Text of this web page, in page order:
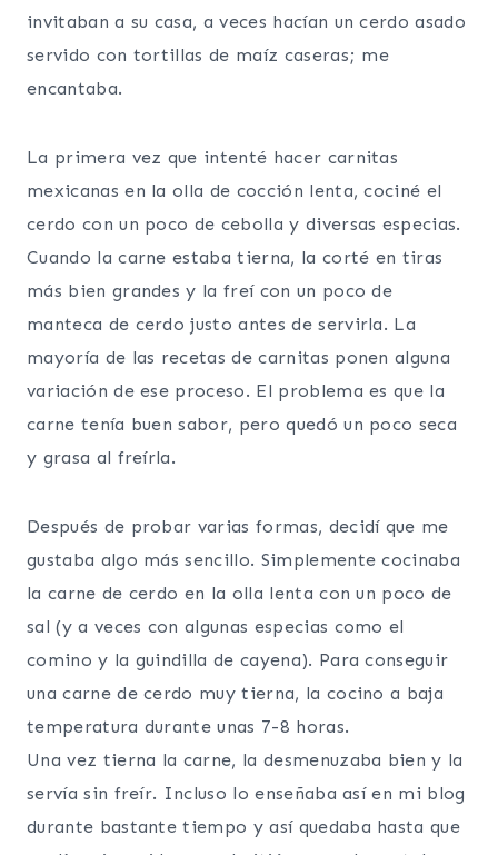
invitaban a su casa, a veces hacían un cerdo asado
servido con tortillas de maíz caseras; me
encantaba.
La primera vez que intenté hacer carnitas
mexicanas en la olla de cocción lenta, cociné el
cerdo con un poco de cebolla y diversas especias.
Cuando la carne estaba tierna, la corté en tiras
más bien grandes y la freí con un poco de
manteca de cerdo justo antes de servirla. La
mayoría de las recetas de carnitas ponen alguna
variación de ese proceso. El problema es que la
carne tenía buen sabor, pero quedó un poco seca
y grasa al freírla.
Después de probar varias formas, decidí que me
gustaba algo más sencillo. Simplemente cocinaba
la carne de cerdo en la olla lenta con un poco de
sal (y a veces con algunas especias como el
comino y la guindilla de cayena). Para conseguir
una carne de cerdo muy tierna, la cocino a baja
temperatura durante unas 7-8 horas.
Una vez tierna la carne, la desmenuzaba bien y la
servía sin freír. Incluso lo enseñaba así en mi blog
durante bastante tiempo y así quedaba hasta que